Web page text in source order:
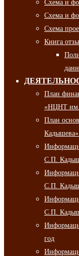
Схема и
Схема и
Схема
Книга
План
«НЦНТ
План
С.П.
С.П.
С.П.
год